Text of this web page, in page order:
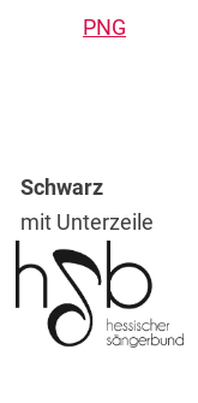
PNG
Schwarz
mit Unterzeile